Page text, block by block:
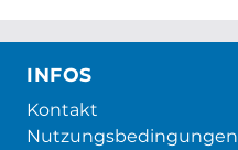
INFOS
Kontakt
Nutzungsbedingungen